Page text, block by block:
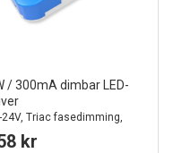
/ 300mA dimbar LED-
24V, Triac fasedimming,
free
kr